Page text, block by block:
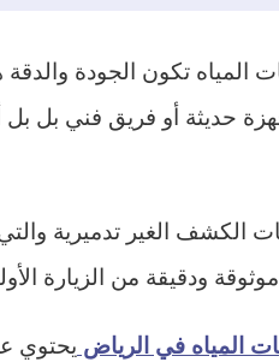
تكون الجودة والدقة
حديثة أو فريق فني بل بل
الكشف الغير تدميرية
ودقيقة من الزيارة
المياه في الرياض يحتوي